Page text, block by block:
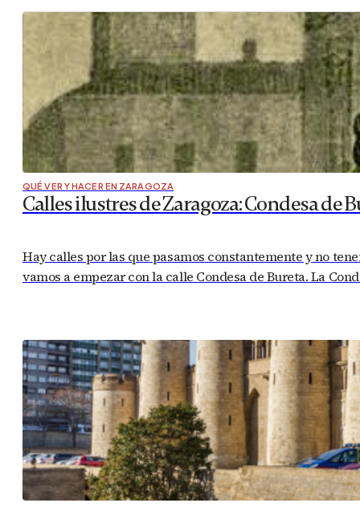
QUÉ VER Y HACER EN ZARAGOZA
Calles ilustres de Zaragoza: Condesa de
Hay calles por las que pasamos constantemente y no
vamos a empezar con la calle Condesa de Bureta. La